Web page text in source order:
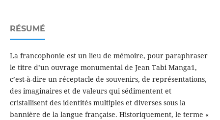
RÉSUMÉ
La francophonie est un lieu de mémoire, pour paraphraser
le titre d’un ouvrage monumental de Jean Tabi Manga1,
c’est-à-dire un réceptacle de souvenirs, de représentations,
des imaginaires et de valeurs qui sédimentent et
cristallisent des identités multiples et diverses sous la
bannière de la langue française. Historiquement, le terme «